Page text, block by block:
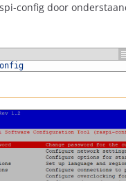
config door